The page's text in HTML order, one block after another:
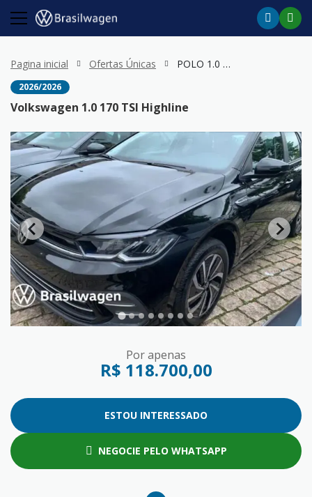
Pagina inicial Ofertas Únicas POLO 1.0 170 TSI Highline
2026/2026
Volkswagen 1.0 170 TSI Highline
Por apenas
R$ 118.700,00
ESTOU INTERESSADO
NEGOCIE PELO WHATSAPP